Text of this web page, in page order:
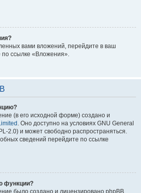
вами вложений, перейдите в ваш
ссылке «Вложения».
(в его исходной форме) создано и
. Оно доступно на условиях GNU General
2.0) и может свободно распространяться.
сведений перейдите по ссылке
функции?
было создано и лицензировано phpBB